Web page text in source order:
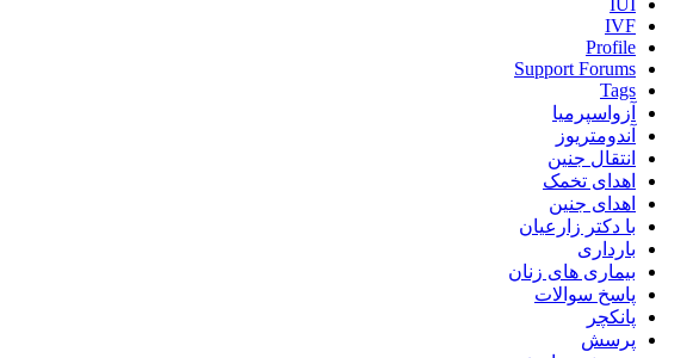
IVF
Profile
Support Forums
Tags
آزواسپرمیا
آندومتریوز
انتقال جنین
اهدای تخمک
اهدای جنین
با دکتر زارعیان
بارداری
بیماری های زنان
پاسخ سوالات
پانکچر
پرسش